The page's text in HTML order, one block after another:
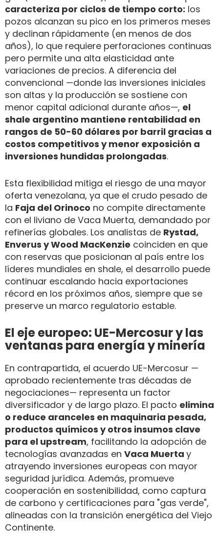
caracteriza por ciclos de tiempo corto: los
pozos alcanzan su pico en los primeros meses
y declinan rápidamente (en menos de dos
años), lo que requiere perforaciones continuas
pero permite una alta elasticidad ante
variaciones de precios. A diferencia del
convencional —donde las inversiones iniciales
son altas y la producción se sostiene con
menor capital adicional durante años—, el
shale argentino mantiene rentabilidad en
rangos de 50-60 dólares por barril gracias a
costos competitivos y menor exposición a
inversiones hundidas prolongadas.
Esta flexibilidad mitiga el riesgo de una mayor
oferta venezolana, ya que el crudo pesado de
la Faja del Orinoco no compite directamente
con el liviano de Vaca Muerta, demandado por
refinerías globales. Los analistas de Rystad,
Enverus y Wood MacKenzie coinciden en que
con reservas que posicionan al país entre los
líderes mundiales en shale, el desarrollo puede
continuar escalando hacia exportaciones
récord en los próximos años, siempre que se
preserve un marco regulatorio estable.
El eje europeo: UE-Mercosur y las
ventanas para energía y minería
En contrapartida, el acuerdo UE-Mercosur —
aprobado recientemente tras décadas de
negociaciones— representa un factor
diversificador y de largo plazo. El pacto elimina
o reduce aranceles en maquinaria pesada,
productos químicos y otros insumos clave
para el upstream, facilitando la adopción de
tecnologías avanzadas en Vaca Muerta y
atrayendo inversiones europeas con mayor
seguridad jurídica. Además, promueve
cooperación en sostenibilidad, como captura
de carbono y certificaciones para "gas verde",
alineadas con la transición energética del Viejo
Continente.